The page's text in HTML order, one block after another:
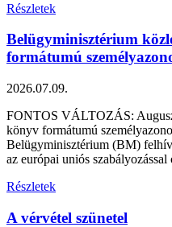
Részletek
Belügyminisztérium
formátumú
2026.07.09.
FONTOS VÁLTOZÁS:
könyv formátumú
Belügyminisztérium (BM)
az európai uniós szabályozással
Részletek
A vérvétel szünetel